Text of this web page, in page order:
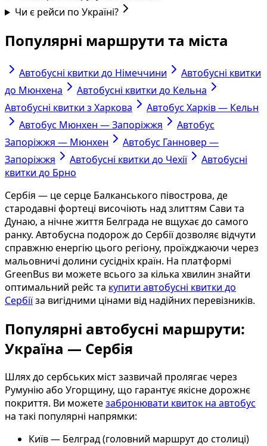
Чи є рейси по Україні?
Популярні маршрути та міста
Автобусні квитки до Німеччини
Автобусні квитки
до Мюнхена
Автобусні квитки до Кельна
Автобусні квитки з Харкова
Автобус Харків — Кельн
Автобус Мюнхен — Запоріжжя
Автобус
Запоріжжя — Мюнхен
Автобус Ганновер —
Запоріжжя
Автобусні квитки до Чехії
Автобусні
квитки до Брно
Сербія — це серце Балканського півострова, де
стародавні фортеці височіють над злиттям Сави та
Дунаю, а нічне життя Белграда не вщухає до самого
ранку. Автобусна подорож до Сербії дозволяє відчути
справжню енергію цього регіону, проїжджаючи через
мальовничі долини сусідніх країн. На платформі
GreenBus ви можете всього за кілька хвилин знайти
оптимальний рейс та купити автобусні квитки до
Сербіїза вигідними цінами від надійних перевізників.
Популярні автобусні маршрути:
Україна — Сербія
Шлях до сербських міст зазвичай пролягає через
Румунію або Угорщину, що гарантує якісне дорожнє
покриття. Ви можетезабронювати квиток на автобус
на такі популярні напрямки:
Київ — Белград (головний маршрут до столиці)